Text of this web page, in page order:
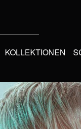
KOLLEKTIONEN